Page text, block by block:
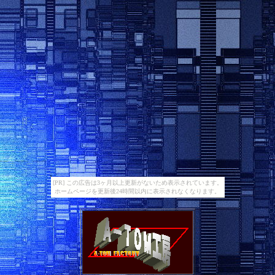
[PR] この広告は3ヶ月以上更新がないため表示されています。
ホームページを更新後24時間以内に表示されなくなります。